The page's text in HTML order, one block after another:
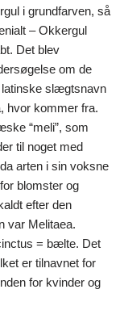
i grundfarven, så
– Okkergul
Det blev
om de
latinske slægtsnavn
hvor kommer fra.
“meli”, som
til noget med
arten i sin voksne
blomster og
efter den
var Melitaea.
= bælte. Det
er tilnavnet for
for kvinder og